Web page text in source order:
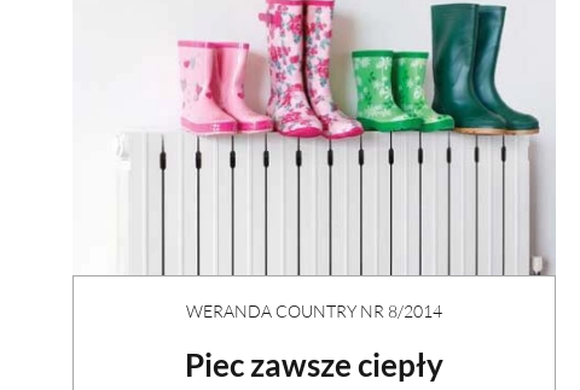
WERANDA COUNTRY NR 8/2014
Piec zawsze ciepły